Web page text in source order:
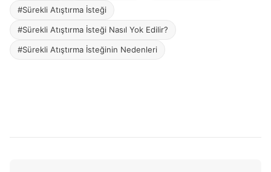
#Sürekli Atıştırma İsteği
#Sürekli Atıştırma İsteği Nasıl Yok Edilir?
#Sürekli Atıştırma İsteğinin Nedenleri